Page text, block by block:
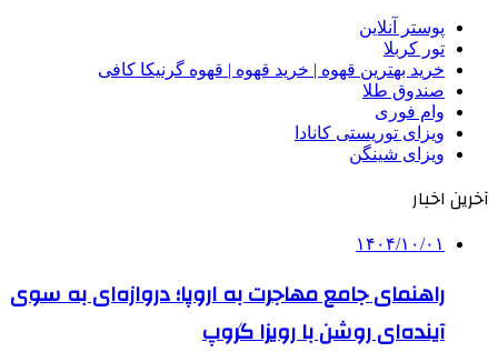
پوستر آنلاین
تور کربلا
خرید بهترین قهوه | خرید قهوه | قهوه گرنیکا کافی
صندوق طلا
وام فوری
ویزای توریستی کانادا
ویزای شینگن
آخرین اخبار
۱۴۰۴/۱۰/۰۱
راهنمای جامع مهاجرت به اروپا؛ دروازه‌ای به سوی
آینده‌ای روشن با رویزا گروپ